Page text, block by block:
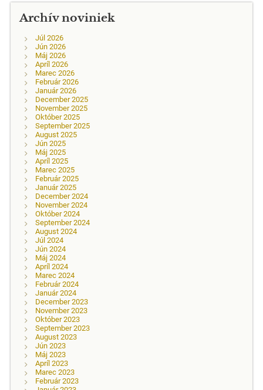
Archív noviniek
Júl 2026
Jún 2026
Máj 2026
Apríl 2026
Marec 2026
Február 2026
Január 2026
December 2025
November 2025
Október 2025
September 2025
August 2025
Jún 2025
Máj 2025
Apríl 2025
Marec 2025
Február 2025
Január 2025
December 2024
November 2024
Október 2024
September 2024
August 2024
Júl 2024
Jún 2024
Máj 2024
Apríl 2024
Marec 2024
Február 2024
Január 2024
December 2023
November 2023
Október 2023
September 2023
August 2023
Jún 2023
Máj 2023
Apríl 2023
Marec 2023
Február 2023